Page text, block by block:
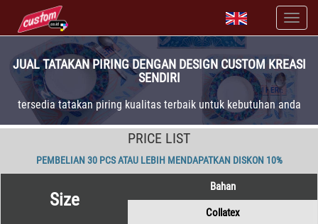
JUAL TATAKAN PIRING DENGAN DESIGN CUSTOM KREASI
SENDIRI
tersedia tatakan piring kualitas terbaik untuk kebutuhan anda
PRICE LIST
PEMBELIAN 30 PCS ATAU LEBIH MENDAPATKAN DISKON 10%
Size
Bahan
Collatex